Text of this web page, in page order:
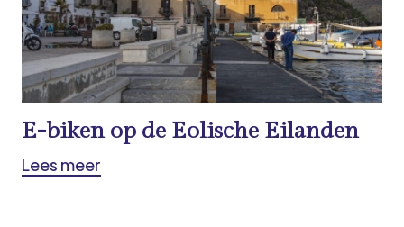
E-biken op de Eolische Eilanden
Lees meer